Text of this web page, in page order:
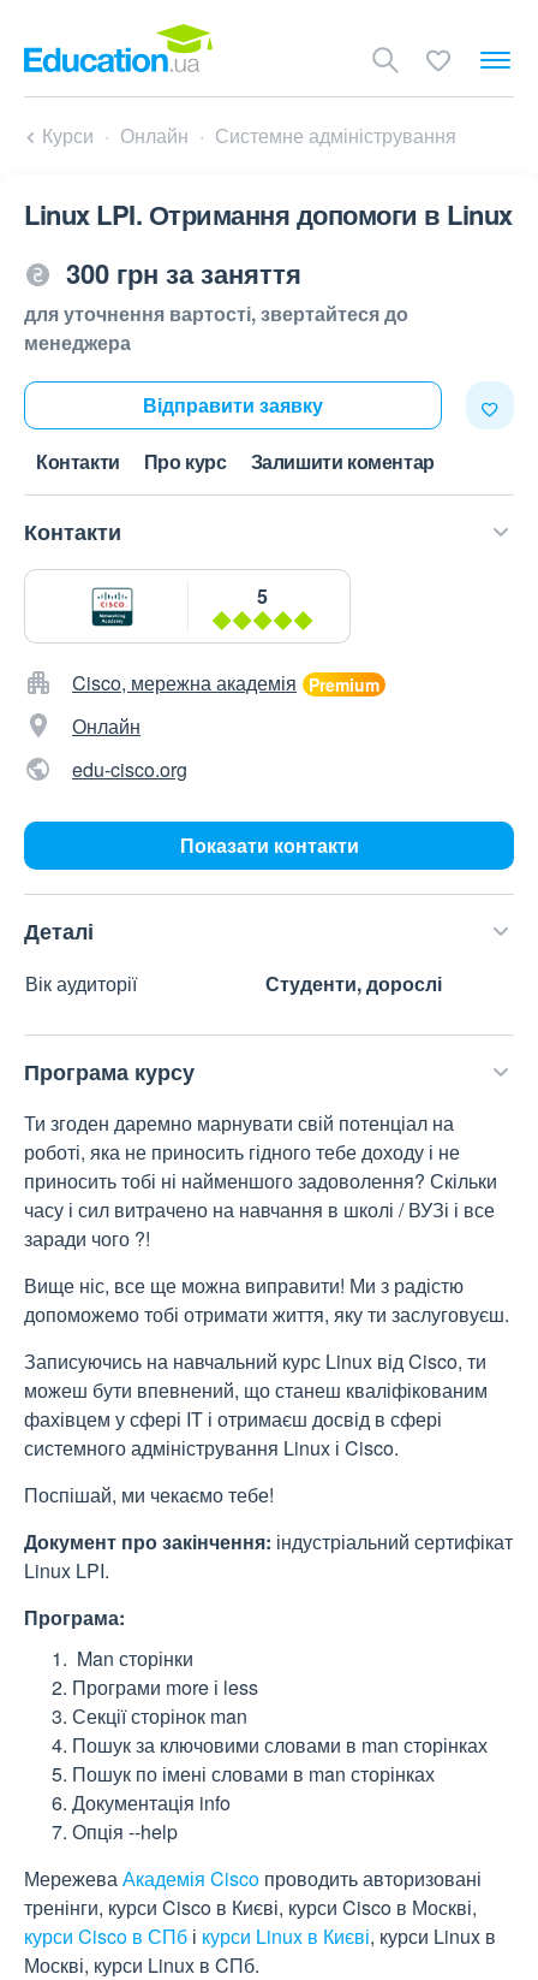
Курси Онлайн Системне адміністрування
Linux LPI. Отримання допомоги в Linux
300 грн за заняття
для уточнення вартості, звертайтеся до
менеджера
Відправити заявку
Контакти Про курс Залишити коментар
Контакти
5
Cisco, мережна академія
Онлайн
edu-cisco.org
Показати контакти
Деталі
Вік аудиторії Студенти, дорослі
Програма курсу
Ти згоден даремно марнувати свій потенціал на
роботі, яка не приносить гідного тебе доходу і не
приносить тобі ні найменшого задоволення? Скільки
часу і сил витрачено на навчання в школі / ВУЗі і все
заради чого ?!
Вище ніс, все ще можна виправити! Ми з радістю
допоможемо тобі отримати життя, яку ти заслуговуєш.
Записуючись на навчальний курс Linux від Cisco, ти
можеш бути впевнений, що станеш кваліфікованим
фахівцем у сфері IT і отримаєш досвід в сфері
системного адміністрування Linux і Cisco.
Поспішай, ми чекаємо тебе!
Документ про закінчення: індустріальний сертифікат
Linux LPI.
Програма:
Man сторінки
Програми more і less
Секції сторінок man
Пошук за ключовими словами в man сторінках
Пошук по імені словами в man сторінках
Документація info
Опція --help
МережеваАкадемія Cisco проводить авторизовані
тренінги, курси Cisco в Києві, курси Cisco в Москві,
курси Cisco в СПб і курси Linux в Києві, курси Linux в
Москві, курси Linux в CПб.